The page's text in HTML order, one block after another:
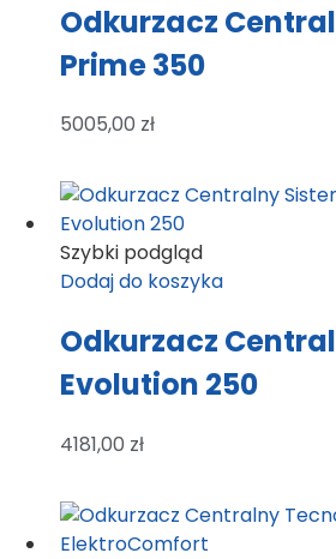
Odkurzacz
Prime 350
5005,00 zł
Szybki podgląd
Dodaj do koszyka
Odkurzacz
Evolution 250
4181,00 zł